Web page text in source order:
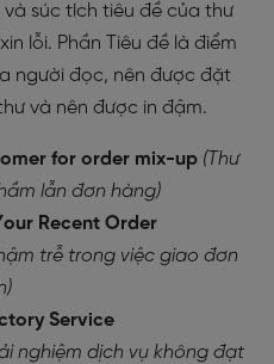
súc tích tiêu đề của thư
lỗi. Phần Tiêu đề là điểm
người đọc, nên được đặt
và nên được in đậm.
for order mix-up (Thư
lẫn đơn hàng)
Recent Order
trễ trong việc giao đơn
Service
nghiệm dịch vụ không đạt